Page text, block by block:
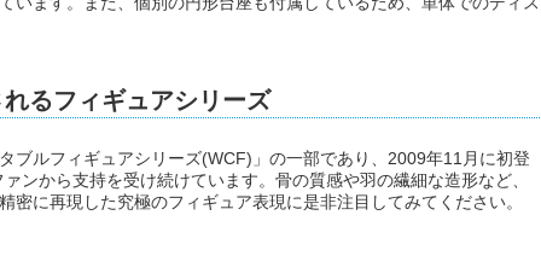
るフィギュアシリーズ
ブルフィギュアシリーズ(WCF)」の一部であり、2009年11月に初登
ンから支持を受け続けています。骨の質感や羽の繊細な造形など、
密に再現した究極のフィギュア表現に是非注目してみてください。